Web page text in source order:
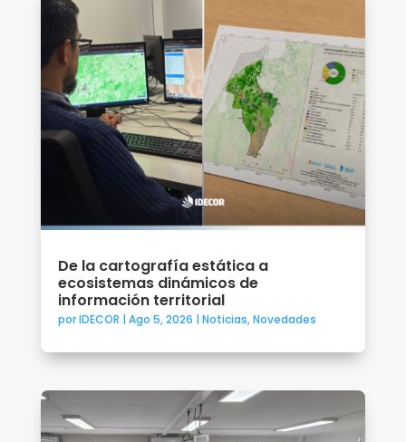
De la cartografía estática a
ecosistemas dinámicos de
información territorial
porIDECOR | Ago 5, 2026 | Noticias,Novedades